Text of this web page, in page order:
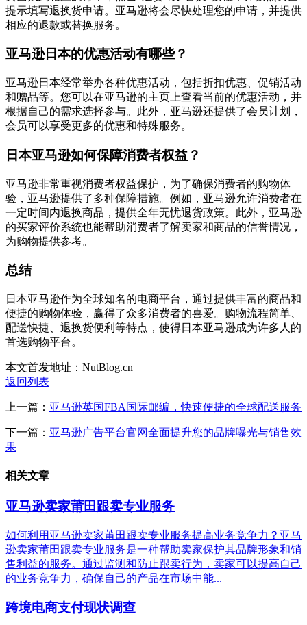
提示填写退换货申请。亚马逊将会尽快处理您的申请，并提供
相应的退款或替换服务。
亚马逊日本的优惠活动有哪些？
亚马逊日本经常举办各种优惠活动，包括折扣优惠、促销活动
和赠品等。您可以在亚马逊的主页上查看当前的优惠活动，并
根据自己的需求选择参与。此外，亚马逊还提供了会员计划，
会员可以享受更多的优惠和特殊服务。
日本亚马逊如何保障消费者权益？
亚马逊非常重视消费者权益保护，为了确保消费者的购物体
验，亚马逊提供了多种保障措施。例如，亚马逊允许消费者在
一定时间内退换商品，提供全年无忧退货政策。此外，亚马逊
的买家评价系统也能帮助消费者了解卖家和商品的信誉情况，
为购物提供参考。
总结
日本亚马逊作为全球知名的电商平台，通过提供丰富的商品和
便捷的购物体验，赢得了众多消费者的喜爱。购物流程简单、
配送快捷、退换货便利等特点，使得日本亚马逊成为许多人的
首选购物平台。
本文首发地址：NutBlog.cn
返回列表
上一篇： 亚马逊英国FBA国际邮编，快速便捷的全球配送服务
下一篇： 亚马逊广告平台官网全面提升您的品牌曝光与销售效
果
相关文章
亚马逊卖家莆田跟卖专业服务
如何利用亚马逊卖家莆田跟卖专业服务提高业务竞争力？亚马
逊卖家莆田跟卖专业服务是一种帮助卖家保护其品牌形象和销
售利益的服务。通过监测和防止跟卖行为，卖家可以提高自己
的业务竞争力，确保自己的产品在市场中能...
跨境电商支付现状调查